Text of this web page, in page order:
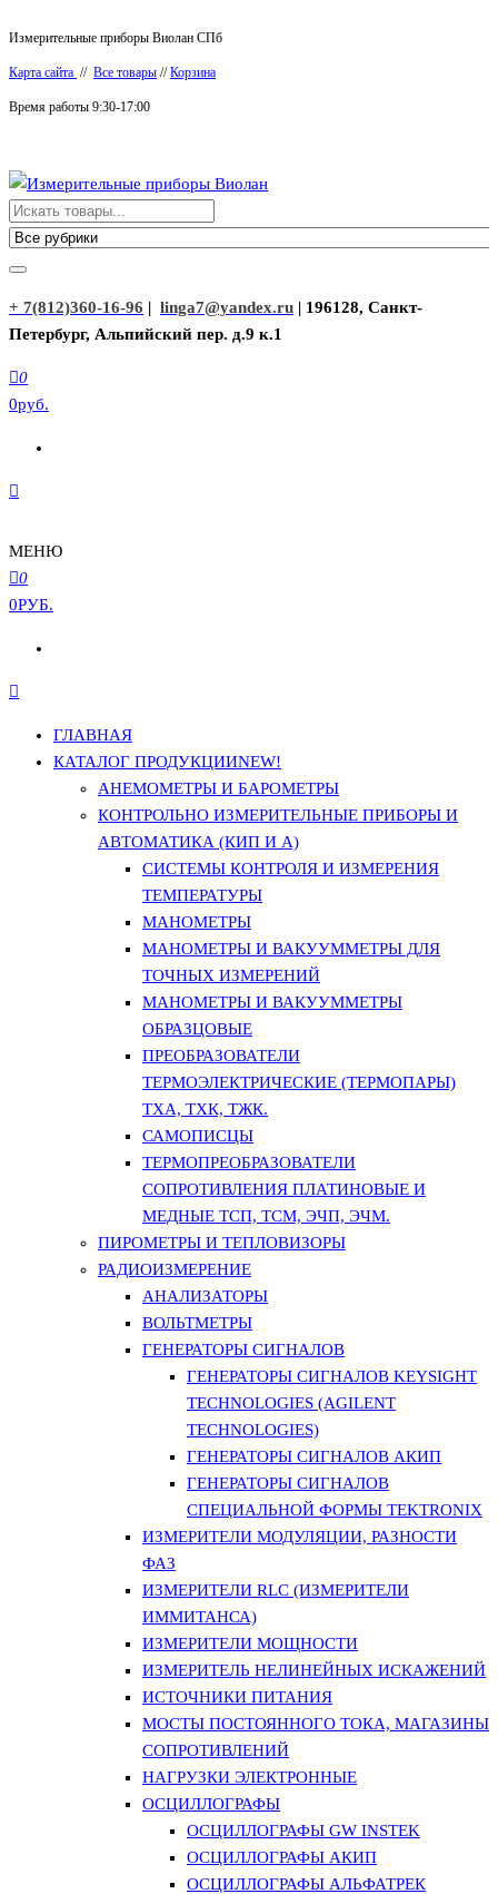
к
содержимому
Измерительные приборы Виолан СПб
Карта сайта // Все товары //Корзина
Время работы 9:30-17:00
Измерительные приборы Виолан
+ 7(812)360-16-96 | linga7@yandex.ru | 196128, Санкт-
Петербург, Альпийский пер. д.9 к.1
0
0руб.
МЕНЮ
0
0РУБ.
ГЛАВНАЯ
КАТАЛОГ ПРОДУКЦИИNEW!
АНЕМОМЕТРЫ И БАРОМЕТРЫ
КОНТРОЛЬНО ИЗМЕРИТЕЛЬНЫЕ ПРИБОРЫ И
АВТОМАТИКА (КИП И А)
СИСТЕМЫ КОНТРОЛЯ И ИЗМЕРЕНИЯ
ТЕМПЕРАТУРЫ
МАНОМЕТРЫ
МАНОМЕТРЫ И ВАКУУММЕТРЫ ДЛЯ
ТОЧНЫХ ИЗМЕРЕНИЙ
МАНОМЕТРЫ И ВАКУУММЕТРЫ
ОБРАЗЦОВЫЕ
ПРЕОБРАЗОВАТЕЛИ
ТЕРМОЭЛЕКТРИЧЕСКИЕ (ТЕРМОПАРЫ)
ТХА, ТХК, ТЖК.
САМОПИСЦЫ
ТЕРМОПРЕОБРАЗОВАТЕЛИ
СОПРОТИВЛЕНИЯ ПЛАТИНОВЫЕ И
МЕДНЫЕ ТСП, ТСМ, ЭЧП, ЭЧМ.
ПИРОМЕТРЫ И ТЕПЛОВИЗОРЫ
РАДИОИЗМЕРЕНИЕ
АНАЛИЗАТОРЫ
ВОЛЬТМЕТРЫ
ГЕНЕРАТОРЫ СИГНАЛОВ
ГЕНЕРАТОРЫ СИГНАЛОВ KEYSIGHT
TECHNOLOGIES (AGILENT
TECHNOLOGIES)
ГЕНЕРАТОРЫ СИГНАЛОВ АКИП
ГЕНЕРАТОРЫ СИГНАЛОВ
СПЕЦИАЛЬНОЙ ФОРМЫ TEKTRONIX
ИЗМЕРИТЕЛИ МОДУЛЯЦИИ, РАЗНОСТИ
ФАЗ
ИЗМЕРИТЕЛИ RLC (ИЗМЕРИТЕЛИ
ИММИТАНСА)
ИЗМЕРИТЕЛИ МОЩНОСТИ
ИЗМЕРИТЕЛЬ НЕЛИНЕЙНЫХ ИСКАЖЕНИЙ
ИСТОЧНИКИ ПИТАНИЯ
МОСТЫ ПОСТОЯННОГО ТОКА, МАГАЗИНЫ
СОПРОТИВЛЕНИЙ
НАГРУЗКИ ЭЛЕКТРОННЫЕ
ОСЦИЛЛОГРАФЫ
ОСЦИЛЛОГРАФЫ GW INSTEK
ОСЦИЛЛОГРАФЫ АКИП
ОСЦИЛЛОГРАФЫ АЛЬФАТРЕК